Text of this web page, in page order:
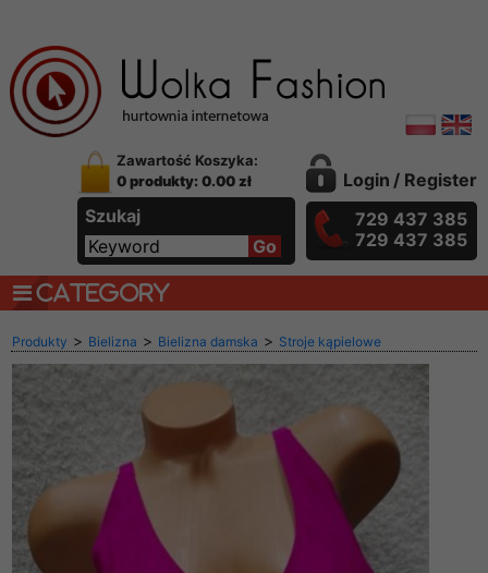
Zawartość Koszyka:
0 produkty: 0.00 zł
Szukaj
Login / Register
729 437 385
729 437 385
CATEGORY
Produkty > Bielizna > Bielizna damska > Stroje kąpielowe